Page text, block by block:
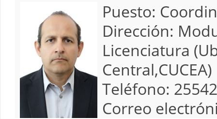
Puesto:
Dirección:
Licenciatura
Central,CUCEA)
Teléfono: 25542
Correo